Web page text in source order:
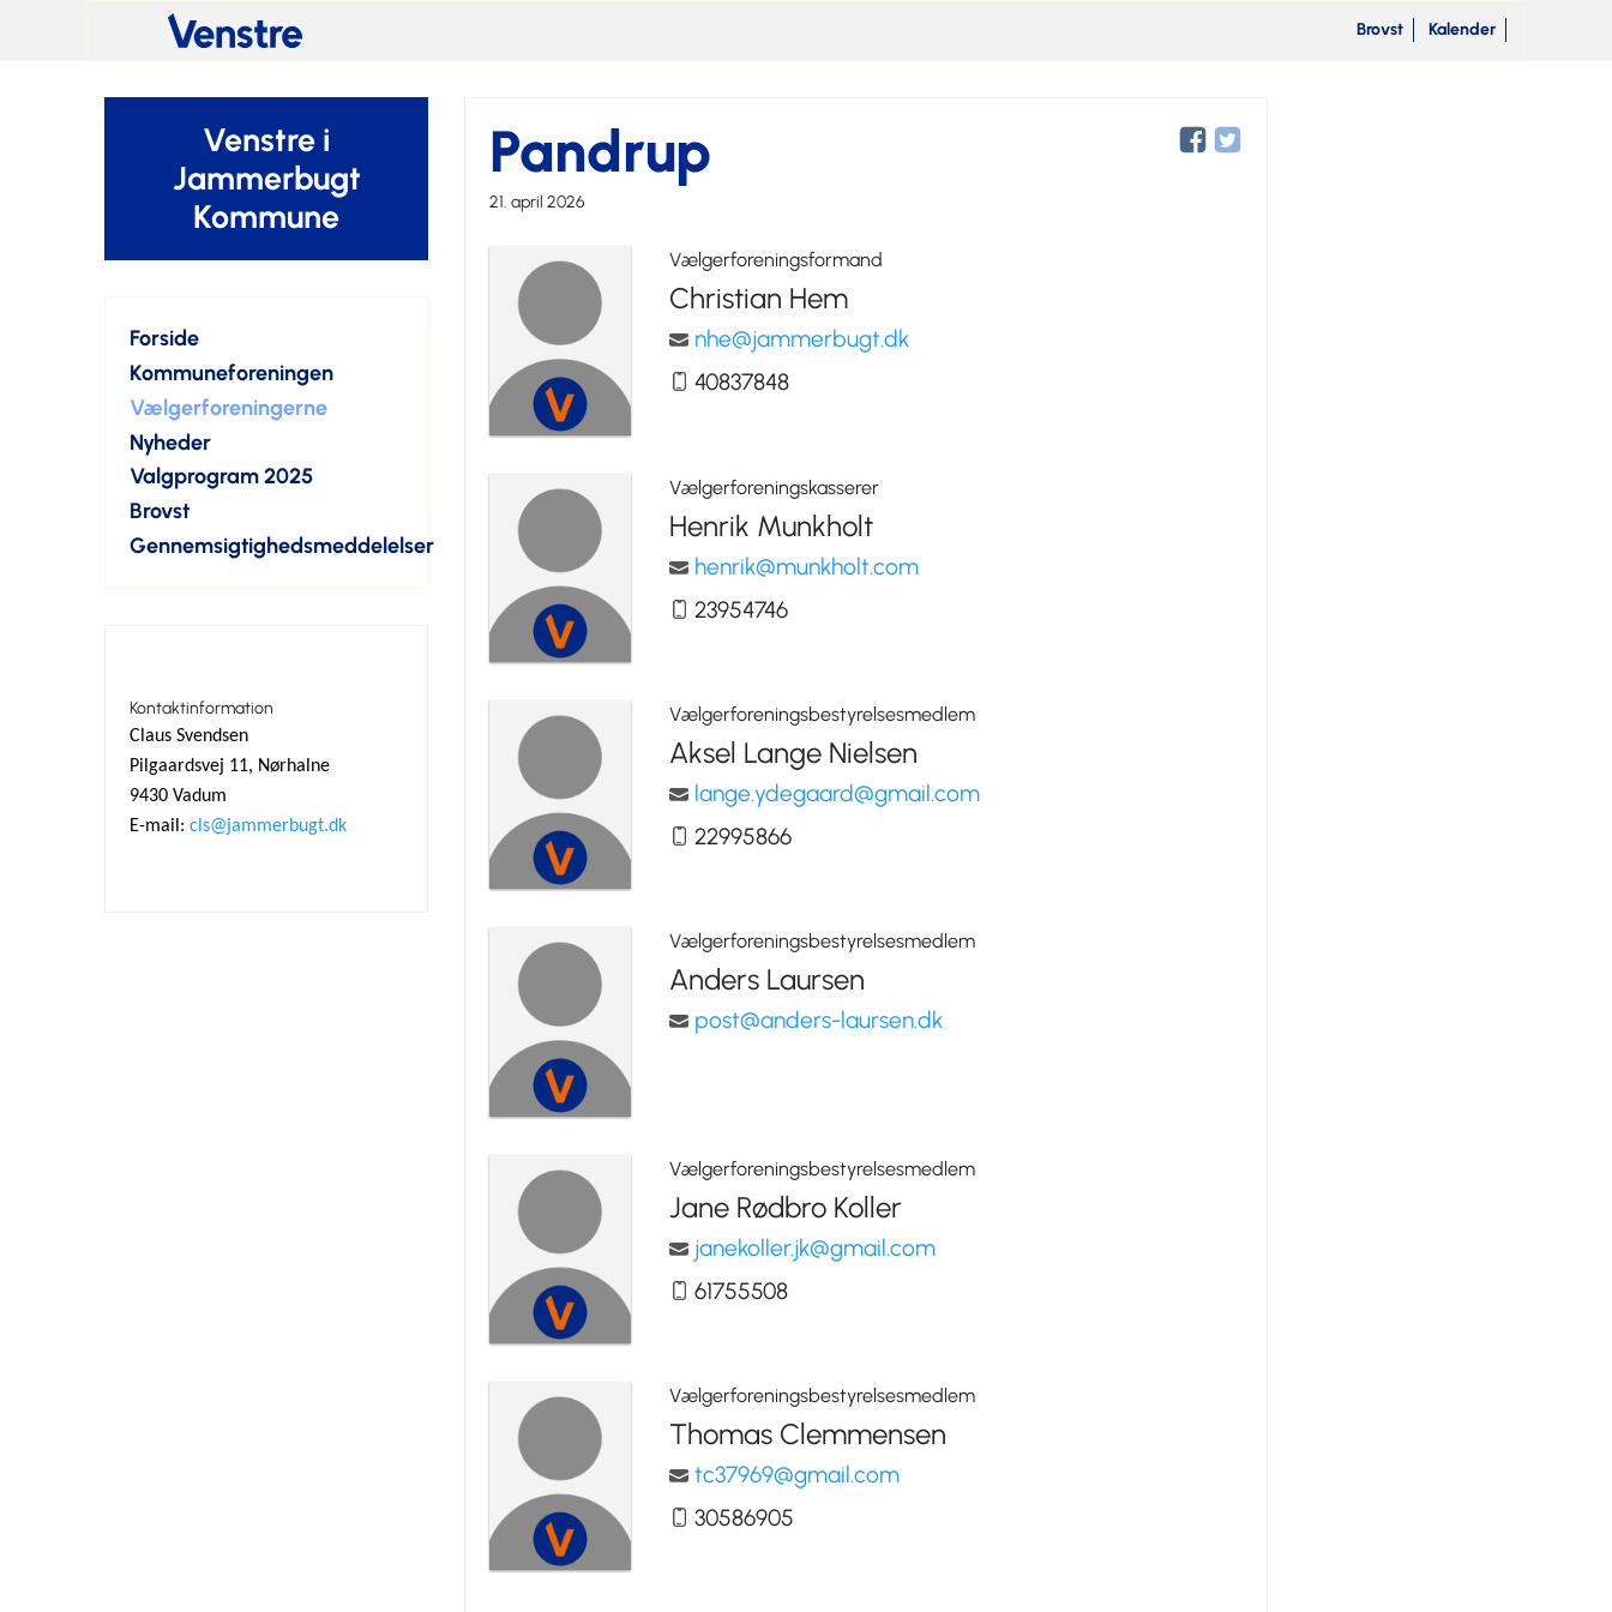
Brovst Kalender
Venstre i
Jammerbugt
Kommune
Forside
Kommuneforeningen
Vælgerforeningerne
Nyheder
Valgprogram 2025
Brovst
Gennemsigtighedsmeddelelser
Kontaktinformation
Claus Svendsen
Pilgaardsvej 11, Nørhalne
9430 Vadum
E-mail: cls@jammerbugt.dk
Pandrup
21. april 2026
Vælgerforeningsformand
Christian Hem
nhe@jammerbugt.dk
40837848
Vælgerforeningskasserer
Henrik Munkholt
henrik@munkholt.com
23954746
Vælgerforeningsbestyrelsesmedlem
Aksel Lange Nielsen
lange.ydegaard@gmail.com
22995866
Vælgerforeningsbestyrelsesmedlem
Anders Laursen
post@anders-laursen.dk
Vælgerforeningsbestyrelsesmedlem
Jane Rødbro Koller
janekoller.jk@gmail.com
61755508
Vælgerforeningsbestyrelsesmedlem
Thomas Clemmensen
tc37969@gmail.com
30586905